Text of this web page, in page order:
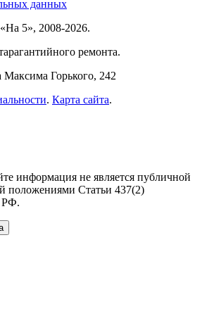
данных
5», 2008-2026.
ремонта.
Максима Горького, 242
. Карта сайта.
информация не является публичной
положениями Статьи 437(2)
РФ.